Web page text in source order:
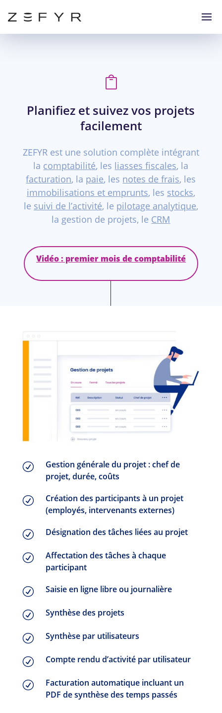

Planifiez et suivez vos projets
facilement
ZEFYR est une solution complète intégrant
la comptabilité, les liasses fiscales, la
facturation, la paie, les notes de frais, les
immobilisations et emprunts, les stocks,
le suivi de l’activité, le pilotage analytique,
la gestion de projets, le CRM
Vidéo : premier mois de comptabilité
R
Gestion générale du projet : chef de
projet, durée, coûts
R
Création des participants à un projet
(employés, intervenants externes)
R Désignation des tâches liées au projet
R
Affectation des tâches à chaque
participant
R Saisie en ligne libre ou journalière
R Synthèse des projets
R Synthèse par utilisateurs
R Compte rendu d’activité par utilisateur
R
Facturation automatique incluant un
PDF de synthèse des temps passés